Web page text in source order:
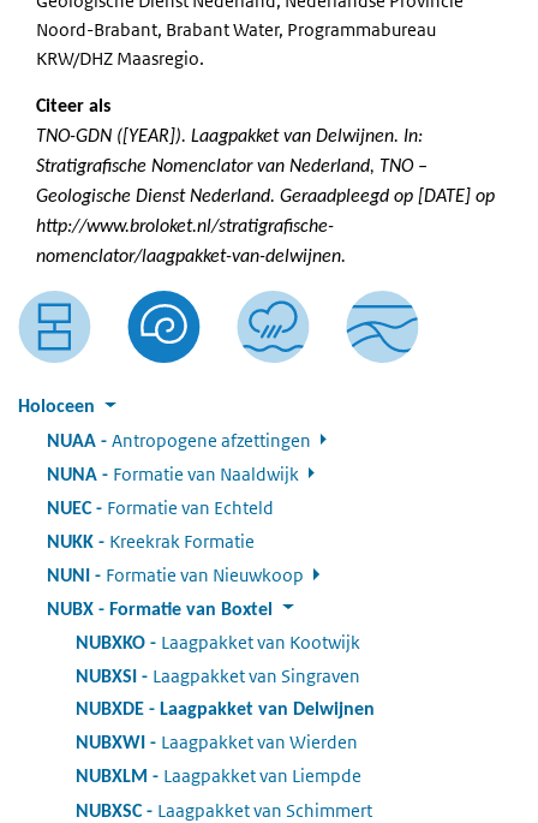
Noord-Brabant, Brabant Water, Programmabureau
KRW/DHZ Maasregio.
Citeer als
TNO-GDN ([YEAR]). Laagpakket van Delwijnen. In:
Stratigrafische Nomenclator van Nederland, TNO –
Geologische Dienst Nederland. Geraadpleegd op [DATE] op
http://www.broloket.nl/stratigrafische-
nomenclator/laagpakket-van-delwijnen.
Holoceen
NUAA
Antropogene afzettingen
NUNA Formatie van Naaldwijk
NUEC: Formatie van Echteld
NUKK Kreekrak Formatie
NUNI Formatie van Nieuwkoop
NUBX
Formatie van Boxtel
NUBXKO
Laagpakket van Kootwijk
NUBXSI Laagpakket van Singraven
NUBXDE
Laagpakket van Delwijnen
NUBXWI
Laagpakket van Wierden
NUBXLM Laagpakket van Liempde
NUBXSC: Laagpakket van Schimmert